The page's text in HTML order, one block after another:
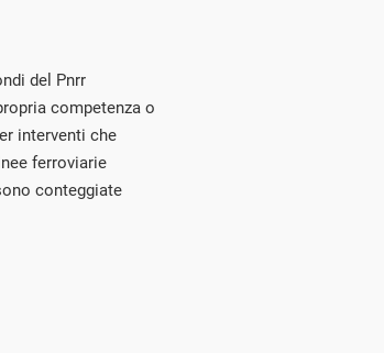
del Pnrr
competenza o
interventi che
ferroviarie
conteggiate